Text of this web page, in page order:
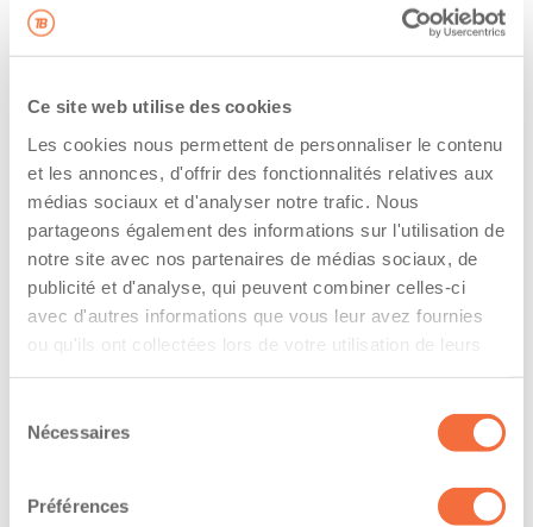
Ce site web utilise des cookies
Les cookies nous permettent de personnaliser le contenu
et les annonces, d'offrir des fonctionnalités relatives aux
médias sociaux et d'analyser notre trafic. Nous
partageons également des informations sur l'utilisation de
notre site avec nos partenaires de médias sociaux, de
publicité et d'analyse, qui peuvent combiner celles-ci
avec d'autres informations que vous leur avez fournies
ou qu'ils ont collectées lors de votre utilisation de leurs
Nécessaires
Préférences
Possède ses propres assurances
l’entreprise
The driver hold a driving licence from:
quebec
Has a vehicle registered in the following
province:
quebec
Diplômes et certifications
conduite d'un chariot élévateur (cariste)